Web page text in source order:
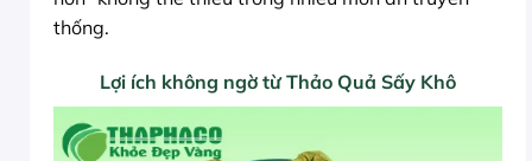
thống.
Lợi ích không ngờ từ Thảo Quả Sấy Khô